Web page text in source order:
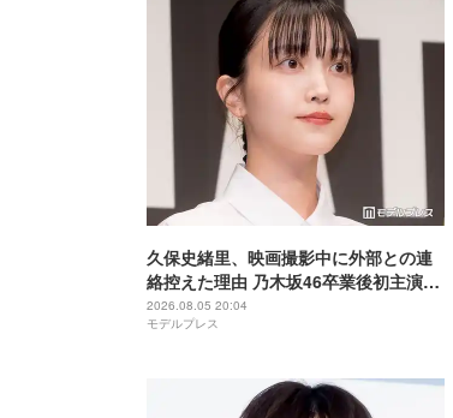
久保史緒里、映画撮影中に外部との連
絡控えた理由 乃木坂46卒業後初主演で
母親役に【世界は美しいと誰かが言っ
た】
2026.08.05 20:04
モデルプレス